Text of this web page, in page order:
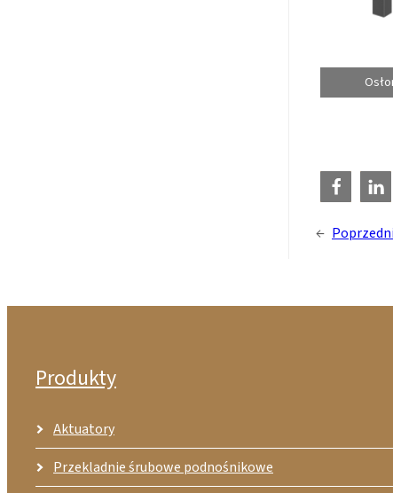
←
Produkty
Aktuatory
Przekladnie śrubowe podnośnikowe